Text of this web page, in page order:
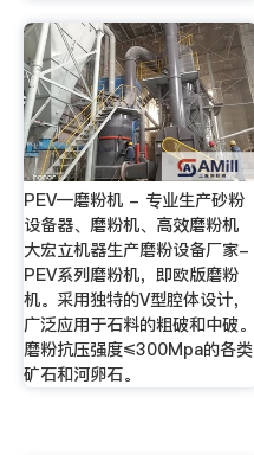
PEV—磨粉机 - 专业生产砂粉
设备器、磨粉机、高效磨粉机
大宏立机器生产磨粉设备厂家-
PEV系列磨粉机，即欧版磨粉
机。采用独特的V型腔体设计，
广泛应用于石料的粗破和中破。
磨粉抗压强度≤300Mpa的各类
矿石和河卵石。